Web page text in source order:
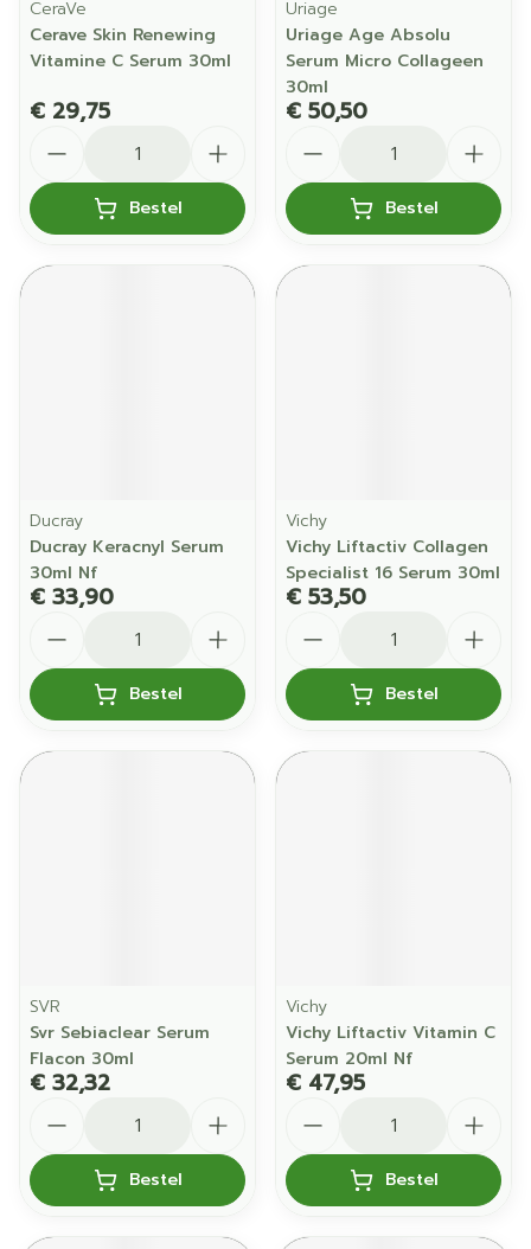
CeraVe
Cerave Skin Renewing
Vitamine C Serum 30ml
€ 29,75
Bestel
Uriage
Uriage Age Absolu
Serum Micro Collageen
30ml
€ 50,50
Bestel
Ducray
Ducray Keracnyl Serum
30ml Nf
€ 33,90
Bestel
Vichy
Vichy Liftactiv Collagen
Specialist 16 Serum 30ml
€ 53,50
Bestel
SVR
Svr Sebiaclear Serum
Flacon 30ml
€ 32,32
Bestel
Vichy
Vichy Liftactiv Vitamin C
Serum 20ml Nf
€ 47,95
Bestel